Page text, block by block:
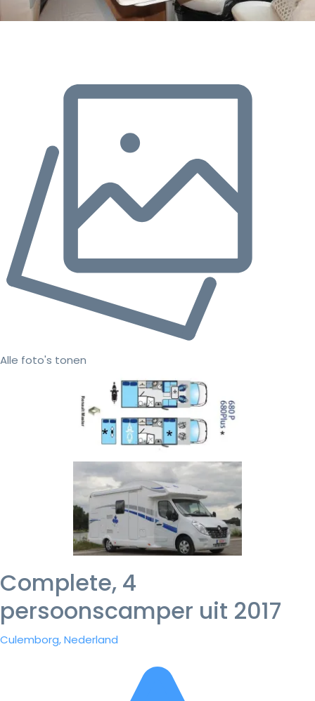
Alle foto's tonen
Complete, 4
persoonscamper uit 2017
Culemborg, Nederland